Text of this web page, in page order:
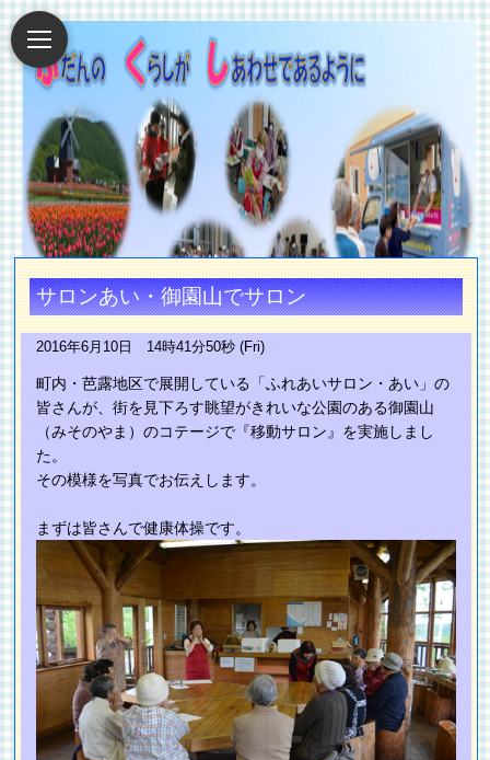
サロンあい・御園山でサロン
2016年6月10日 14時41分50秒 (Fri)
町内・芭露地区で展開している「ふれあいサロン・あい」の
皆さんが、街を見下ろす眺望がきれいな公園のある御園山
（みそのやま）のコテージで『移動サロン』を実施しまし
た。
その模様を写真でお伝えします。
まずは皆さんで健康体操です。